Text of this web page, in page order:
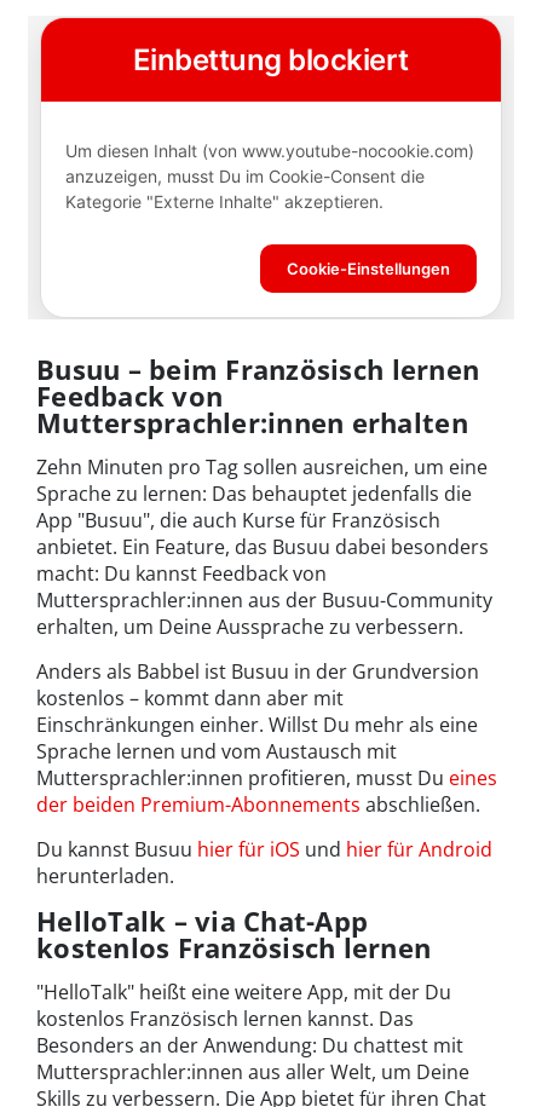
Busuu – beim Französisch lernen
Feedback von
Muttersprachler:innen erhalten
Zehn Minuten pro Tag sollen ausreichen, um eine
Sprache zu lernen: Das behauptet jedenfalls die
App "Busuu", die auch Kurse für Französisch
anbietet. Ein Feature, das Busuu dabei besonders
macht: Du kannst Feedback von
Muttersprachler:innen aus der Busuu-Community
erhalten, um Deine Aussprache zu verbessern.
Anders als Babbel ist Busuu in der Grundversion
kostenlos – kommt dann aber mit
Einschränkungen einher. Willst Du mehr als eine
Sprache lernen und vom Austausch mit
Muttersprachler:innen profitieren, musst Du eines
der beiden Premium-Abonnements abschließen.
Du kannst Busuu hier für iOS und hier für Android
herunterladen.
HelloTalk – via Chat-App
kostenlos Französisch lernen
"HelloTalk" heißt eine weitere App, mit der Du
kostenlos Französisch lernen kannst. Das
Besonders an der Anwendung: Du chattest mit
Muttersprachler:innen aus aller Welt, um Deine
Skills zu verbessern. Die App bietet für ihren Chat